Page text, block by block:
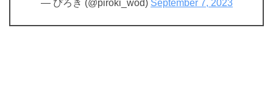
— ぴろき (@piroki_wod) September 7, 2023